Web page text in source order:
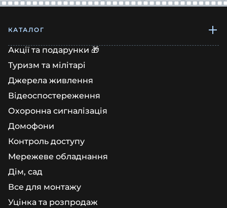
КАТАЛОГ
Акції та подарунки 🎁
Туризм та мілітарі
Джерела живлення
Відеоспостереження
Охоронна сигналізація
Домофони
Контроль доступу
Мережеве обладнання
Дім, сад
Все для монтажу
Уцінка та розпродаж